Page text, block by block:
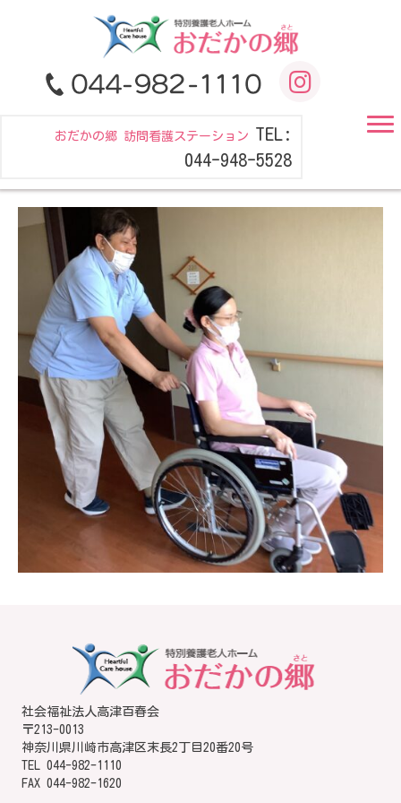
おだかの郷 訪問看護ステーション TEL:
044-948-5528
社会福祉法人高津百春会
〒213-0013
神奈川県川崎市高津区末長2丁目20番20号
TEL 044-982-1110
FAX 044-982-1620